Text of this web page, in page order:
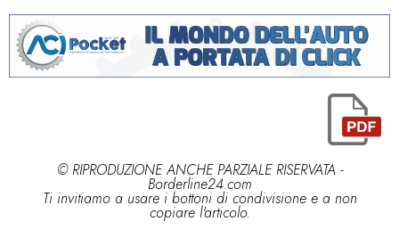
© RIPRODUZIONE ANCHE PARZIALE RISERVATA -
Borderline24.com
Ti invitiamo a usare i bottoni di condivisione e a non
copiare l'articolo.